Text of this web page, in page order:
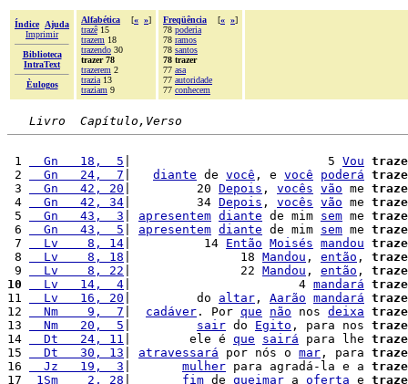
Índice
Ajuda
Imprimir
Biblioteca
IntraText
Èulogos
Alfabética [« »]
trazê 15
trazem 18
trazendo 30
trazer 78
trazerem 2
trazia 13
traziam 9
Freqüência [« »]
78 poderia
78 ramos
78 santos
78 trazer
77 asa
77 autoridade
77 conhecem
Livro  Capítulo,Verso
1
  Gn   18,  5
|                           5 Vou
2
  Gn   24,  7
diante de você , e você poderá
3
  Gn   42, 20
|         20 Depois , vocês vão me
4
  Gn   42, 34
|         34 Depois , vocês vão me
5
  Gn   43,  3
apresentem diante de mim sem me
6
  Gn   43,  5
apresentem diante de mim sem me
7
  Lv    8, 14
|          14 Então Moisés mandou
8
  Lv    8, 18
|               18 Mandou , então ,
9
  Lv    8, 22
|               22 Mandou , então ,
10
  Lv   14,  4
|                       4 mandará
11
  Lv   16, 20
|         do altar , Aarão mandará
12
  Nm    9,  7
cadáver . Por que não nos deixa
13
  Nm   20,  5
sair do Egito , para nos
14
  Dt   24, 11
|        ele é que sairá para lhe
15
  Dt   30, 13
atravessará por nós o mar , para
16
  Jz   19,  3
mulher para agradá-la e a
17
1Sm    2, 28 fim de queimar a oferta e